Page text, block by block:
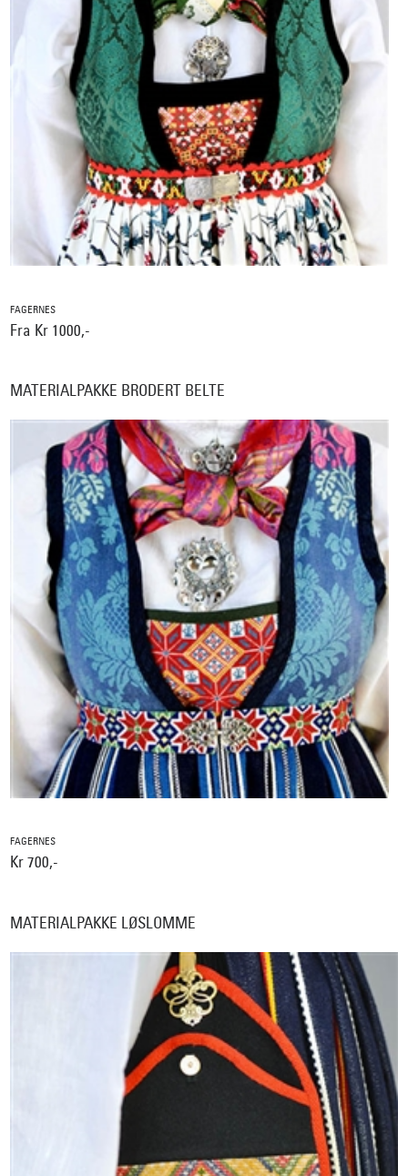
FAGERNES
Fra Kr 1000,-
MATERIALPAKKE BRODERT BELTE
FAGERNES
Kr 700,-
MATERIALPAKKE LØSLOMME